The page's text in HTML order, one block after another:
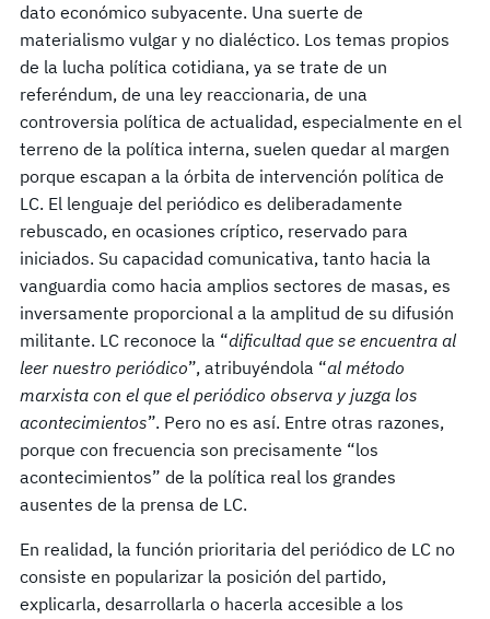
dato económico subyacente. Una suerte de
materialismo vulgar y no dialéctico. Los temas propios
de la lucha política cotidiana, ya se trate de un
referéndum, de una ley reaccionaria, de una
controversia política de actualidad, especialmente en el
terreno de la política interna, suelen quedar al margen
porque escapan a la órbita de intervención política de
LC. El lenguaje del periódico es deliberadamente
rebuscado, en ocasiones críptico, reservado para
iniciados. Su capacidad comunicativa, tanto hacia la
vanguardia como hacia amplios sectores de masas, es
inversamente proporcional a la amplitud de su difusión
militante. LC reconoce la “dificultad que se encuentra al
leer nuestro periódico”, atribuyéndola “al método
marxista con el que el periódico observa y juzga los
acontecimientos”. Pero no es así. Entre otras razones,
porque con frecuencia son precisamente “los
acontecimientos” de la política real los grandes
ausentes de la prensa de LC.
En realidad, la función prioritaria del periódico de LC no
consiste en popularizar la posición del partido,
explicarla, desarrollarla o hacerla accesible a los